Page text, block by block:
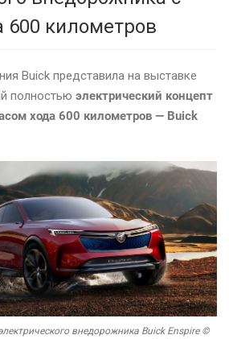
600 километров
Buick представила на выставке
полностью электрический концепт
хода 600 километров — Buick
внедорожника Buick Enspire ©